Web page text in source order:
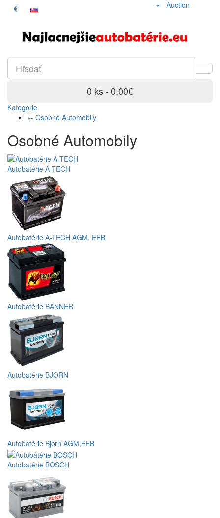
€ Auction
0 ks - 0,00€
Kategórie
+- Osobné Automobily
Osobné Automobily
Autobatérie A-TECH
Autobatérie A-TECH AGM, EFB
Autobatérie BANNER
Autobatérie BJORN
Autobatérie Bjorn AGM,EFB
Autobatérie BOSCH